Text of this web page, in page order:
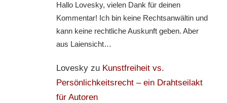
Hallo Lovesky, vielen Dank für deinen
Kommentar! Ich bin keine Rechtsanwältin und
kann keine rechtliche Auskunft geben. Aber
aus Laiensicht…
Loveskyzu Kunstfreiheit vs.
Persönlichkeitsrecht – ein Drahtseilakt
für Autoren